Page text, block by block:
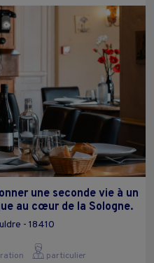
une seconde vie à un
au cœur de la Sologne.
- 18410
particulier